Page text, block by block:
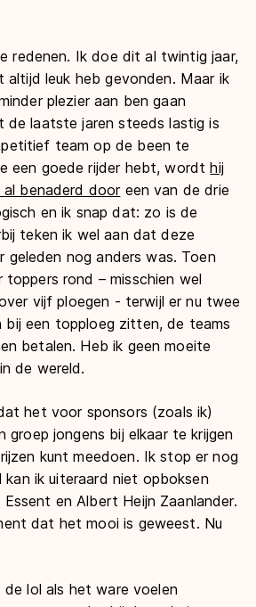
redenen. Ik doe dit al twintig jaar,
leuk heb gevonden. Maar ik
plezier aan ben gaan
de laatste jaren steeds lastig is
team op de been te
een goede rijder hebt, wordthij
benaderd dooreen van de drie
en ik snap dat: zo is de
teken ik wel aan dat deze
geleden nog anders was. Toen
rond – misschien wel
vijf ploegen - terwijl er nu twee
bij een topploeg zitten, de teams
betalen. Heb ik geen moeite
de wereld.
het voor sponsors (zoals ik)
groep jongens bij elkaar te krijgen
kunt meedoen. Ik stop er nog
kan ik uiteraard niet opboksen
en Albert Heijn Zaanlander.
dat het mooi is geweest. Nu
lol als het ware voelen